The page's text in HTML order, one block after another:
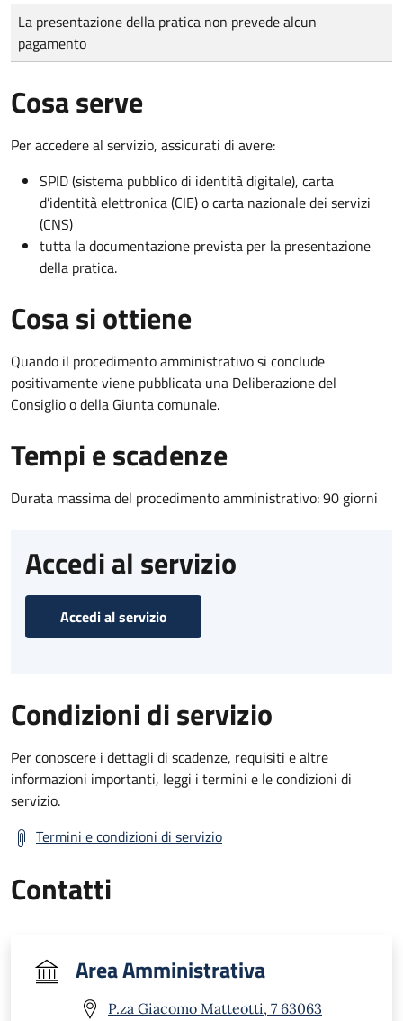
Tipo di pagamento
Importo
La presentazione della pratica non prevede alcun
pagamento
Cosa serve
Per accedere al servizio, assicurati di avere:
SPID (sistema pubblico di identità digitale), carta
d’identità elettronica (CIE) o carta nazionale dei servizi
(CNS)
tutta la documentazione prevista per la presentazione
della pratica.
Cosa si ottiene
Quando il procedimento amministrativo si conclude
positivamente viene pubblicata una Deliberazione del
Consiglio o della Giunta comunale.
Tempi e scadenze
Durata massima del procedimento amministrativo: 90 giorni
Accedi al servizio
Accedi al servizio
Condizioni di servizio
Per conoscere i dettagli di scadenze, requisiti e altre
informazioni importanti, leggi i termini e le condizioni di
servizio.
Termini e condizioni di servizio
Contatti
Area Amministrativa
P.za Giacomo Matteotti, 7 63063